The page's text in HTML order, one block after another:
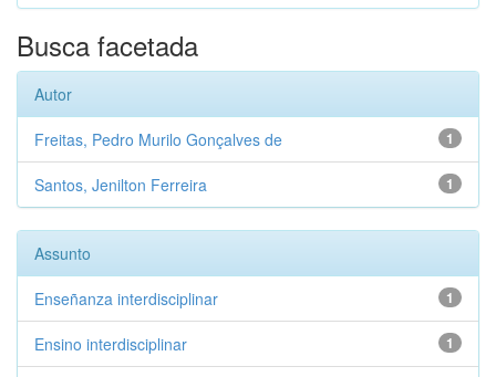
Busca facetada
Autor
1
Freitas, Pedro Murilo Gonçalves de
1
Santos, Jenilton Ferreira
Assunto
1
Enseñanza interdisciplinar
1
Ensino interdisciplinar